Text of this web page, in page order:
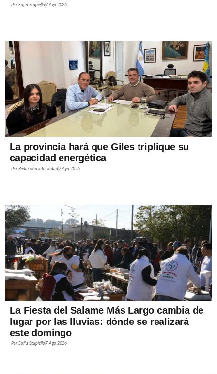
PorSofía Stupiello 7 Ago 2026
La provincia hará que Giles triplique su
capacidad energética
PorRedacción Infociudad 7 Ago 2026
La Fiesta del Salame Más Largo cambia de
lugar por las lluvias: dónde se realizará
este domingo
PorSofía Stupiello 7 Ago 2026